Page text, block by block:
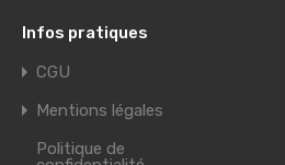
Infos pratiques
CGU
Mentions légales
Politique de